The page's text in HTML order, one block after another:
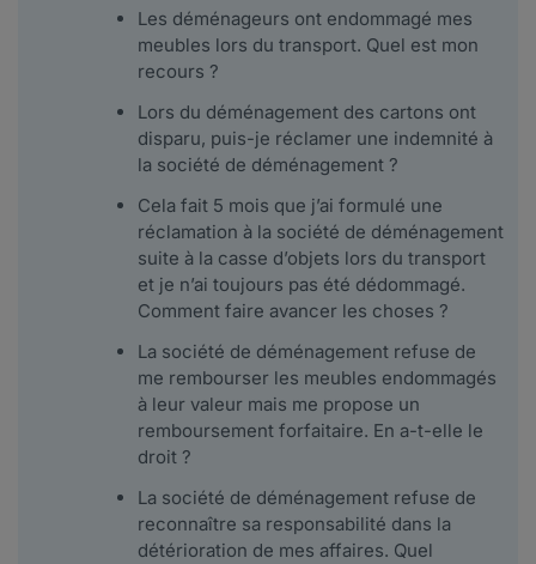
Les déménageurs ont endommagé mes
meubles lors du transport. Quel est mon
recours ?
Lors du déménagement des cartons ont
disparu, puis-je réclamer une indemnité à
la société de déménagement ?
Cela fait 5 mois que j’ai formulé une
réclamation à la société de déménagement
suite à la casse d’objets lors du transport
et je n’ai toujours pas été dédommagé.
Comment faire avancer les choses ?
La société de déménagement refuse de
me rembourser les meubles endommagés
à leur valeur mais me propose un
remboursement forfaitaire. En a-t-elle le
droit ?
La société de déménagement refuse de
reconnaître sa responsabilité dans la
détérioration de mes affaires. Quel